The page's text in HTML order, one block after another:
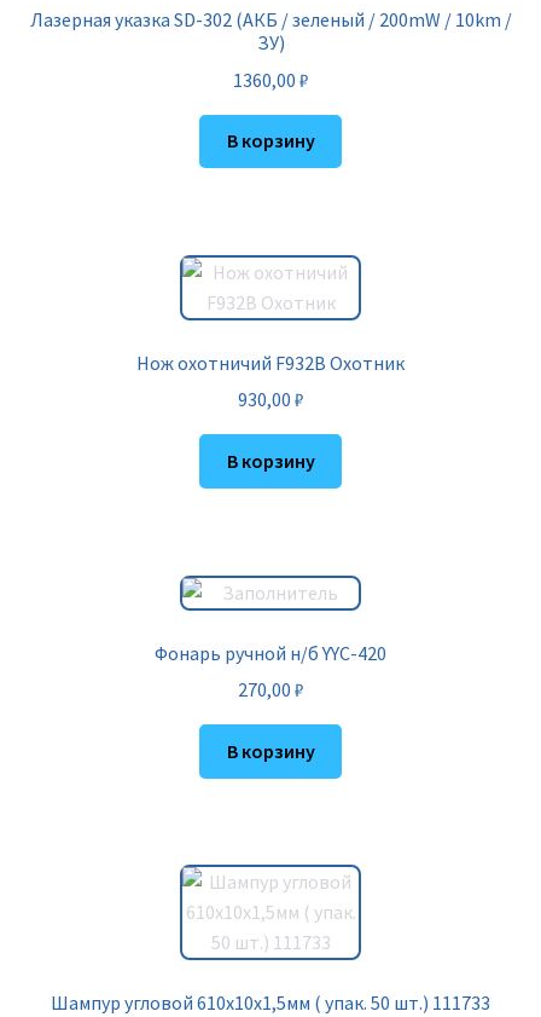
Лазерная указка SD-302 (АКБ / зеленый / 200mW / 10km /
ЗУ)
1360,00 ₽
В корзину
Нож охотничий F932B Охотник
930,00 ₽
В корзину
Фонарь ручной н/б YYC-420
270,00 ₽
В корзину
Шампур угловой 610х10х1,5мм ( упак. 50 шт.) 111733